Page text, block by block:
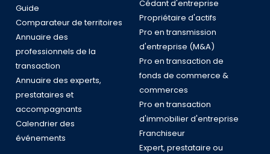
Guide
Comparateur de territoires
Annuaire des
professionnels de la
transaction
Annuaire des experts,
prestataires et
accompagnants
Calendrier des
événements
Cédant d'entreprise
Propriétaire d'actifs
Pro en transmission
d'entreprise (M&A)
Pro en transaction de
fonds de commerce &
commerces
Pro en transaction
d'immobilier d'entreprise
Franchiseur
Expert, prestataire ou